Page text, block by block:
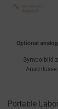
Optional
Symbolbild
Anschlüsse
Portable